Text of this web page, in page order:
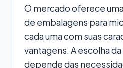
O mercado oferece
de embalagens para
cada uma com suas
vantagens. A escolha
depende das